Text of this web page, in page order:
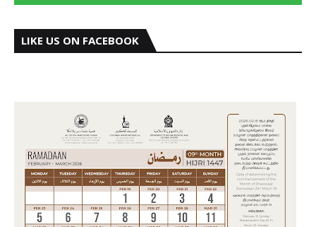
LIKE US ON FACEBOOK